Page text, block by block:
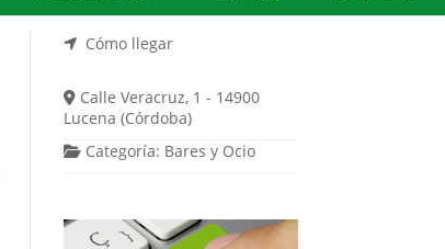
Cómo llegar
Calle Veracruz, 1 - 14900
Lucena (Córdoba)
Categoría: Bares y Ocio